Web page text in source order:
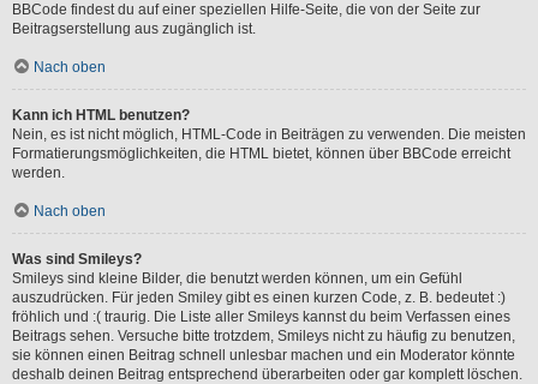
BBCode findest du auf einer speziellen Hilfe-Seite, die von der Seite zur
Beitragserstellung aus zugänglich ist.
Nach oben
Kann ich HTML benutzen?
Nein, es ist nicht möglich, HTML-Code in Beiträgen zu verwenden. Die meisten
Formatierungsmöglichkeiten, die HTML bietet, können über BBCode erreicht
werden.
Nach oben
Was sind Smileys?
Smileys sind kleine Bilder, die benutzt werden können, um ein Gefühl
auszudrücken. Für jeden Smiley gibt es einen kurzen Code, z. B. bedeutet :)
fröhlich und :( traurig. Die Liste aller Smileys kannst du beim Verfassen eines
Beitrags sehen. Versuche bitte trotzdem, Smileys nicht zu häufig zu benutzen,
sie können einen Beitrag schnell unlesbar machen und ein Moderator könnte
deshalb deinen Beitrag entsprechend überarbeiten oder gar komplett löschen.